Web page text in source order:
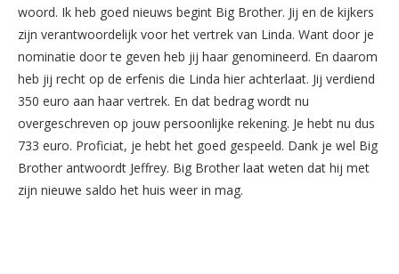
woord. Ik heb goed nieuws begint Big Brother. Jij en de kijkers
zijn verantwoordelijk voor het vertrek van Linda. Want door je
nominatie door te geven heb jij haar genomineerd. En daarom
heb jij recht op de erfenis die Linda hier achterlaat. Jij verdiend
350 euro aan haar vertrek. En dat bedrag wordt nu
overgeschreven op jouw persoonlijke rekening. Je hebt nu dus
733 euro. Proficiat, je hebt het goed gespeeld. Dank je wel Big
Brother antwoordt Jeffrey. Big Brother laat weten dat hij met
zijn nieuwe saldo het huis weer in mag.